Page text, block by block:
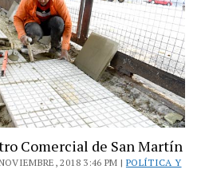
Comercial de San Martín
2018 3:46 PM | POLÍTICA Y